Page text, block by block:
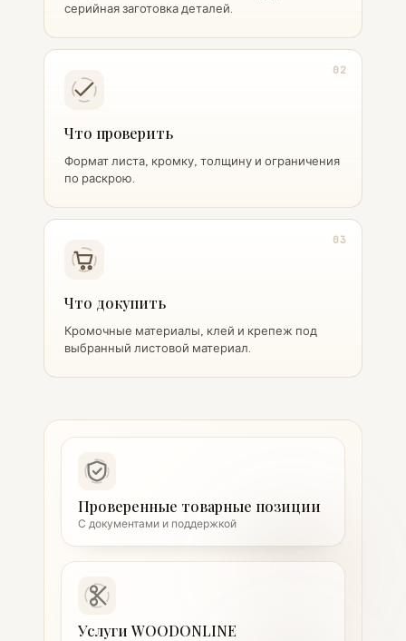
серийная заготовка деталей.
02
Что проверить
Формат листа, кромку, толщину и ограничения
по раскрою.
03
Что докупить
Кромочные материалы, клей и крепеж под
выбранный листовой материал.
Проверенные товарные позиции
С документами и поддержкой
Услуги WOODONLINE